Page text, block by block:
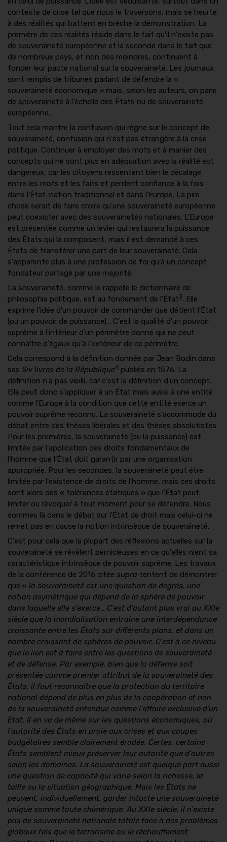
contexte de crise tel que nous le traversons, mais se heurte
à des réalités qui battent en brèche la démonstration. La
première de ces réalités réside dans le fait qu'il n'existe pas
de souveraineté européenne et la seconde dans le fait que
de nombreux pays, et non des moindres, continuent à
fonder leur pacte national sur la souveraineté. Les journaux
sont remplis de tribunes parlant de défendre la «
souveraineté économique » mais, selon les auteurs, on parle
de souveraineté à l'échelle des États ou de souveraineté
européenne.
Tout cela montre la confusion qui règne sur le concept de
souveraineté, confusion qui n'est pas étrangère à la crise
politique. Continuer à employer des mots et à manier des
concepts qui ne sont plus en adéquation avec la réalité est
dangereux, car les citoyens ressentent bien le décalage
entre les mots et les faits et perdent confiance à la fois
dans l'État-nation traditionnel et dans l'Europe. La pire
chose serait de faire croire qu'une souveraineté européenne
peut coexister avec des souverainetés nationales. L'Europe
est présentée comme un levier qui restaurera la puissance
des États qui la composent, mais il est demandé à ces
États de transférer une part de leur souveraineté. Cela
s'apparente plus à une profession de foi qu'à un concept
fondateur partagé par une majorité.
La souveraineté, comme le rappelle le dictionnaire de
philosophie politique, est au fondement de l'État3. Elle
exprime l'idée d'un pouvoir de commander que détient l'État
(ou un pouvoir de puissance)… C'est la qualité d'un pouvoir
suprême à l'intérieur d'un périmètre donné qui ne peut
connaître d'égaux qu'à l'extérieur de ce périmètre.
Cela correspond à la définition donnée par Jean Bodin dans
ses Six livres de la République4 publiés en 1576. La
définition n'a pas vieilli, car c'est la définition d'un concept.
Elle peut donc s'appliquer à un État mais aussi à une entité
comme l'Europe à la condition que cette entité exerce un
pouvoir suprême reconnu. La souveraineté s'accommode du
débat entre des thèses libérales et des thèses absolutistes.
Pour les premières, la souveraineté (ou la puissance) est
limitée par l'application des droits fondamentaux de
l'homme que l'État doit garantir par une organisation
appropriée. Pour les secondes, la souveraineté peut être
limitée par l'existence de droits de l'homme, mais ces droits
sont alors des « tolérances étatiques » que l'État peut
limiter ou révoquer à tout moment pour se défendre. Nous
sommes là dans le débat sur l'État de droit mais celui-ci ne
remet pas en cause la notion intrinsèque de souveraineté.
C'est pour cela que la plupart des réflexions actuelles sur la
souveraineté se révèlent pernicieuses en ce qu'elles nient sa
caractéristique intrinsèque de pouvoir suprême. Les travaux
de la conférence de 2016 citée supra tentent de démontrer
que « la souveraineté est une question de degrés, une
notion asymétrique qui dépend de la sphère de pouvoir
dans laquelle elle s'exerce… C'est d'autant plus vrai au XXIe
siècle que la mondialisation entraîne une interdépendance
croissante entre les États sur différents plans, et dans un
nombre croissant de sphères de pouvoir. C'est à ce niveau
que le lien est à faire entre les questions de souveraineté
et de défense. Par exemple, bien que la défense soit
présentée comme premier attribut de la souveraineté des
États, il faut reconnaître que la protection du territoire
national dépend de plus en plus de la coopération et non
de la souveraineté entendue comme l'affaire exclusive d'un
État. Il en va de même sur les questions économiques, où
l'autorité des États en proie aux crises et aux coupes
budgétaires semble clairement érodée. Certes, certains
États semblent mieux préserver leur autorité que d'autres
selon les domaines. La souveraineté est quelque part aussi
une question de capacité qui varie selon la richesse, la
taille ou la situation géographique. Mais les États ne
peuvent, individuellement, garder intacte une souveraineté
unique somme toute chimérique. Au XXIe siècle, il n'existe
pas de souveraineté nationale totale face à des problèmes
globaux tels que le terrorisme ou le réchauffement